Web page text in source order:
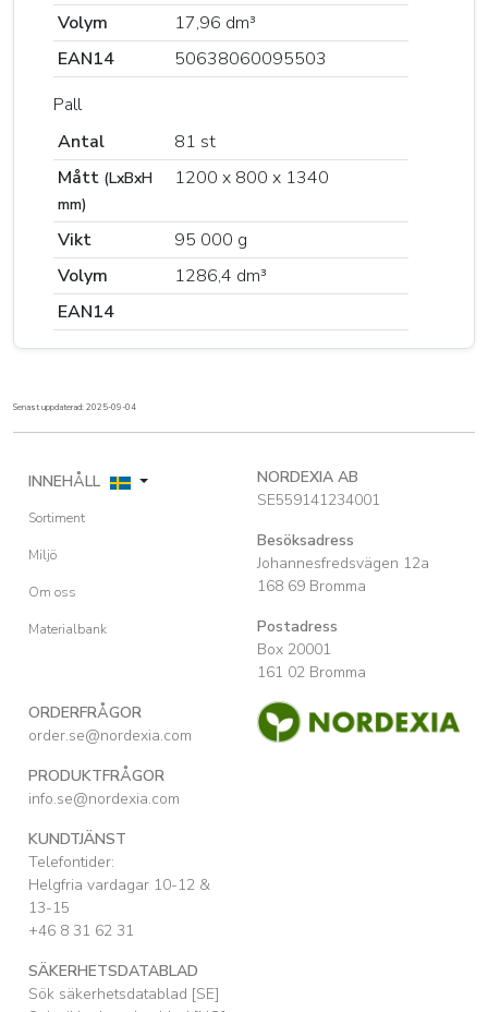
Volym
17,96 dm³
EAN14
50638060095503
Pall
Antal
81 st
Mått (LxBxH
mm)
1200 x 800 x 1340
Vikt
95 000 g
Volym
1286,4 dm³
EAN14
Senast uppdaterad: 2025-09-04
INNEHÅLL
Sortiment
Miljö
Om oss
Materialbank
NORDEXIA AB
SE559141234001
Besöksadress
Johannesfredsvägen 12a
168 69 Bromma
Postadress
Box 20001
161 02 Bromma
ORDERFRÅGOR
order.se@nordexia.com
PRODUKTFRÅGOR
info.se@nordexia.com
KUNDTJÄNST
Telefontider:
Helgfria vardagar 10-12 &
13-15
+46 8 31 62 31
SÄKERHETSDATABLAD
Sök säkerhetsdatablad [SE]